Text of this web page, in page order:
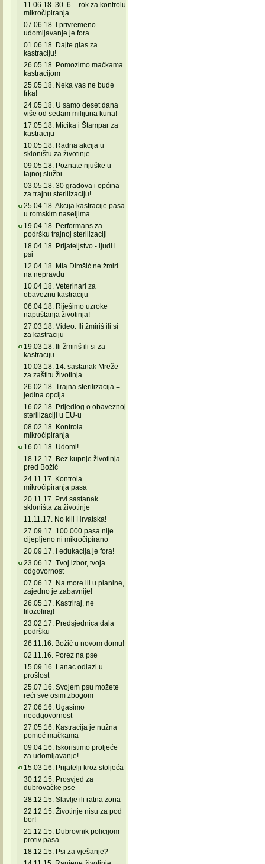
11.06.18. 30. 6. - rok za kontrolu
mikročipiranja
07.06.18. I privremeno
udomljavanje je fora
01.06.18. Dajte glas za
kastraciju!
26.05.18. Pomozimo mačkama
kastracijom
25.05.18. Neka vas ne bude
frka!
24.05.18. U samo deset dana
više od sedam milijuna kuna!
17.05.18. Micika i Štampar za
kastraciju
10.05.18. Radna akcija u
skloništu za životinje
09.05.18. Poznate njuške u
tajnoj službi
03.05.18. 30 gradova i općina
za trajnu sterilizaciju!
25.04.18. Akcija kastracije pasa
u romskim naseljima
19.04.18. Performans za
podršku trajnoj sterilizaciji
18.04.18. Prijateljstvo - ljudi i
psi
12.04.18. Mia Dimšić ne žmiri
na nepravdu
10.04.18. Veterinari za
obaveznu kastraciju
06.04.18. Riješimo uzroke
napuštanja životinja!
27.03.18. Video: Ili žmiriš ili si
za kastraciju
19.03.18. Ili žmiriš ili si za
kastraciju
10.03.18. 14. sastanak Mreže
za zaštitu životinja
26.02.18. Trajna sterilizacija =
jedina opcija
16.02.18. Prijedlog o obaveznoj
sterilizaciji u EU-u
08.02.18. Kontrola
mikročipiranja
16.01.18. Udomi!
18.12.17. Bez kupnje životinja
pred Božić
24.11.17. Kontrola
mikročipiranja pasa
20.11.17. Prvi sastanak
skloništa za životinje
11.11.17. No kill Hrvatska!
27.09.17. 100 000 pasa nije
cijepljeno ni mikročipirano
20.09.17. I edukacija je fora!
23.06.17. Tvoj izbor, tvoja
odgovornost
07.06.17. Na more ili u planine,
zajedno je zabavnije!
26.05.17. Kastriraj, ne
filozofiraj!
23.02.17. Predsjednica dala
podršku
26.11.16. Božić u novom domu!
02.11.16. Porez na pse
15.09.16. Lanac odlazi u
prošlost
25.07.16. Svojem psu možete
reći sve osim zbogom
27.06.16. Ugasimo
neodgovornost
27.05.16. Kastracija je nužna
pomoć mačkama
09.04.16. Iskoristimo proljeće
za udomljavanje!
15.03.16. Prijatelji kroz stoljeća
30.12.15. Prosvjed za
dubrovačke pse
28.12.15. Slavlje ili ratna zona
22.12.15. Životinje nisu za pod
bor!
21.12.15. Dubrovnik policijom
protiv pasa
18.12.15. Psi za vješanje?